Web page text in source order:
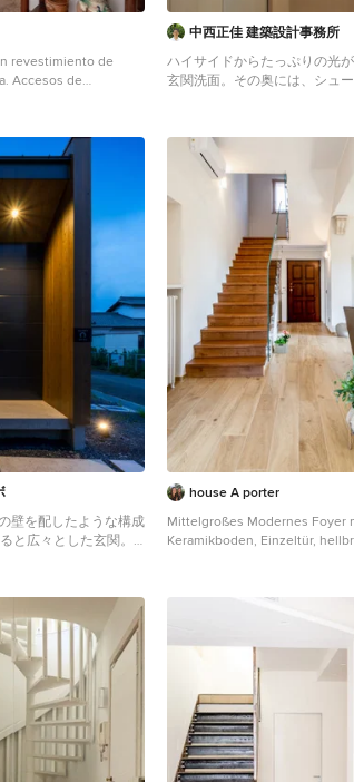
revestimiento de
Accesos de
Glas, freigelegten
Barcelona
中西正佳 建築設計事務所
ハイサイドからたっぷりの光
玄関洗面。その奥には、シュ
してトイレからは洗面、お風
の菌を劣りた後で、家族のい
壁を配したような構成
と広々とした玄関。
感じられます。 100㎡
廊下などの移動空間を
ングが少しでも広くな
屋外デッキは、高い
ことでプライバシーを
ろぐことができます。
と呼ばれる操縦席のよ
くなくなる、超コンパ
設けたスタディコー
を工夫しました。
house A porter
Mittelgroßes Modernes Foyer
Keramikboden, Einzeltür,